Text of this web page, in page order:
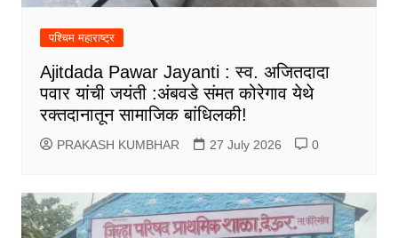
पश्चिम महाराष्ट्र
Ajitdada Pawar Jayanti : स्व. अजितदादा
पवार यांची जयंती :अंबवडे संमत कोरेगाव येथे
रक्तदानातून सामाजिक बांधिलकी!
PRAKASH KUMBHAR 27 July 2026 0